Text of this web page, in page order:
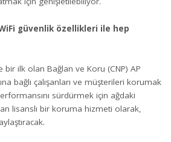
güvenlik özellikleri ile hep
bir ilk olan Bağlan ve Koru (CNP) AP
bağlı çalışanları ve müşterileri korumak
sürdürmek için ağdaki
lisanslı bir koruma hizmeti olarak,